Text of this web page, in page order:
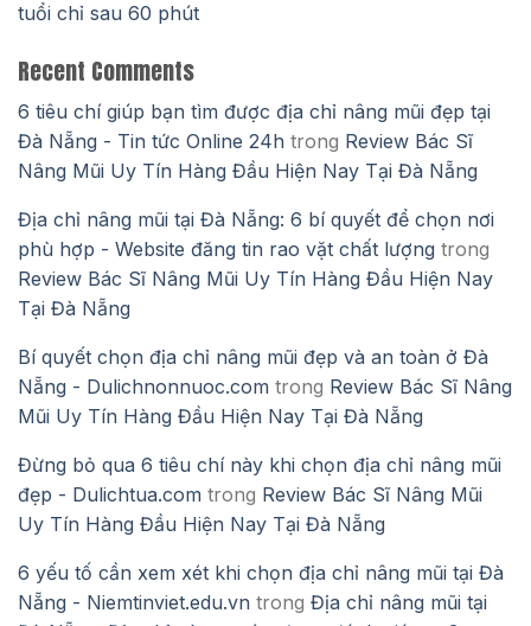
tuổi chỉ sau 60 phút
Recent Comments
6 tiêu chí giúp bạn tìm được địa chỉ nâng mũi đẹp tại
Đà Nẵng - Tin tức Online 24h trong Review Bác Sĩ
Nâng Mũi Uy Tín Hàng Đầu Hiện Nay Tại Đà Nẵng
Địa chỉ nâng mũi tại Đà Nẵng: 6 bí quyết để chọn nơi
phù hợp - Website đăng tin rao vặt chất lượng trong
Review Bác Sĩ Nâng Mũi Uy Tín Hàng Đầu Hiện Nay
Tại Đà Nẵng
Bí quyết chọn địa chỉ nâng mũi đẹp và an toàn ở Đà
Nẵng - Dulichnonnuoc.com trong Review Bác Sĩ Nâng
Mũi Uy Tín Hàng Đầu Hiện Nay Tại Đà Nẵng
Đừng bỏ qua 6 tiêu chí này khi chọn địa chỉ nâng mũi
đẹp - Dulichtua.com trong Review Bác Sĩ Nâng Mũi
Uy Tín Hàng Đầu Hiện Nay Tại Đà Nẵng
6 yếu tố cần xem xét khi chọn địa chỉ nâng mũi tại Đà
Nẵng - Niemtinviet.edu.vn trong Địa chỉ nâng mũi tại